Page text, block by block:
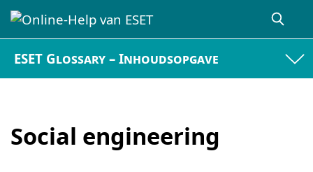
ESET Glossary – Inhoudsopgave
Social engineering